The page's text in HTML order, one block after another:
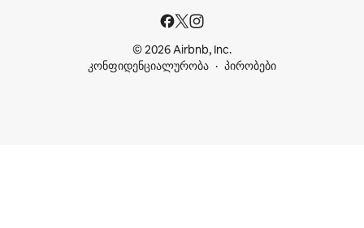
© 2026 Airbnb, Inc.
კონფიდენციალურობა
პირობები